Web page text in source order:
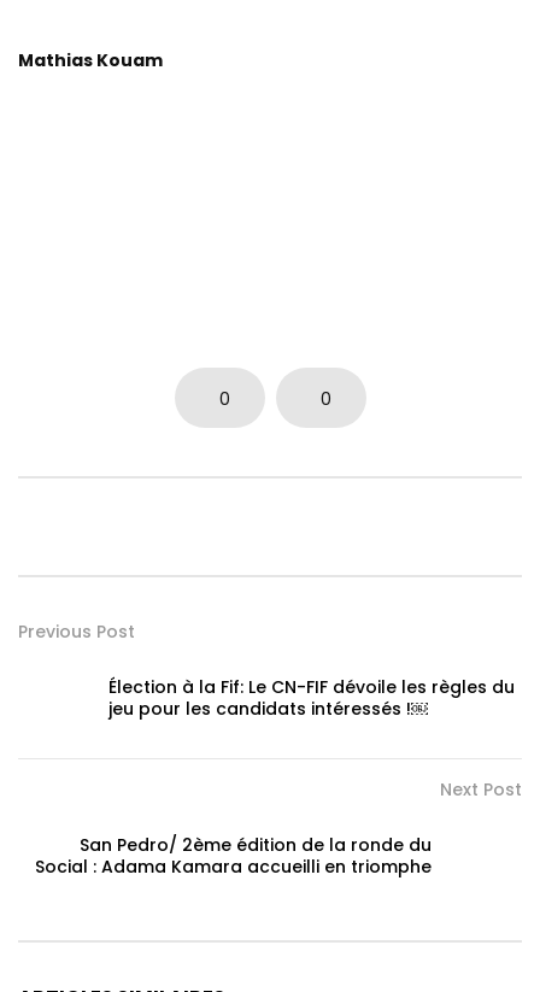
Mathias Kouam
0 0
Previous Post
Élection à la Fif: Le CN-FIF dévoile les règles du
jeu pour les candidats intéressés !￼
Next Post
San Pedro/ 2ème édition de la ronde du
Social : Adama Kamara accueilli en triomphe